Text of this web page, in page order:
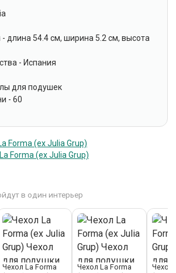
длина 54.4 см, ширина 5.2 см, высота
- Испания
для подушек
- 60
Forma (ех Julia Grup)
Forma (ех Julia Grup)
в один интерьер
Чехол La Forma
Чехол La Forma
Чехол